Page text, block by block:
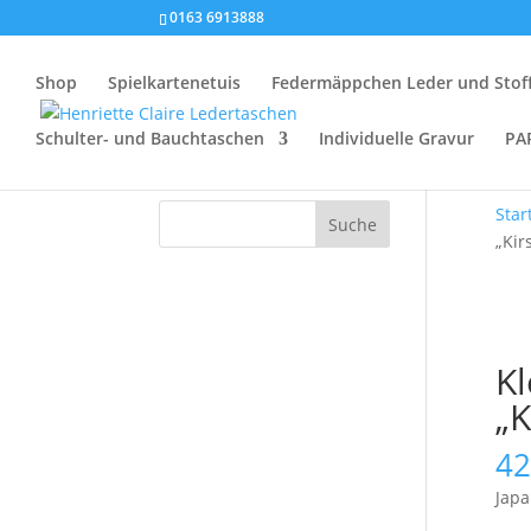
0163 6913888
Shop Spielkartenetuis Federmäppchen Leder und
Schulter- und Bauchtaschen Individuelle Gravur
Suche